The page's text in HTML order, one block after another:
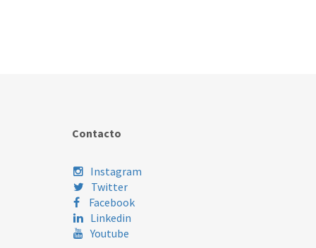
Contacto
Instagram
Twitter
Facebook
Linkedin
Youtube